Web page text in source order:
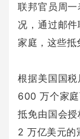
联邦官员周
况，通过邮
家庭，这些抵
根据美国国
600 万个家
抵免由国会
2 万亿美元的